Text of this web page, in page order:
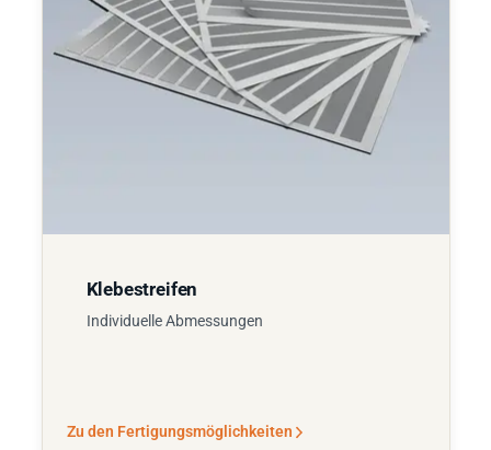
Klebestreifen
Individuelle Abmessungen
Zu den Fertigungsmöglichkeiten